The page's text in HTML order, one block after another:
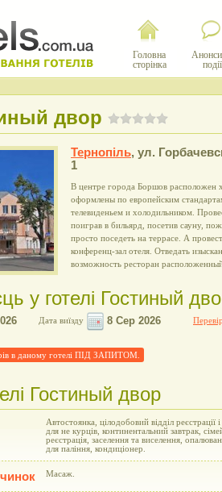
Головна
сторінка
події
двор
Тернопіль, ул.
1
В центре города Боршов расположен
оформлены по европейским
телевиденьем и холодильником.
поиграв в бильярд, посетив сауну,
просто поседеть на террасе. А
конференц-зал отеля. Отведать
возможность ресторан
у готелі Гостиный
Дата виїзду
в даному готелі ПІД ЗАПИТОМ.
Гостиный двор
Автостоянка, цілодобовий відділ
для не курців, континентальний завтрак,
реєстрація, заселення та виселення,
для паління, кондиціонер.
Масаж.